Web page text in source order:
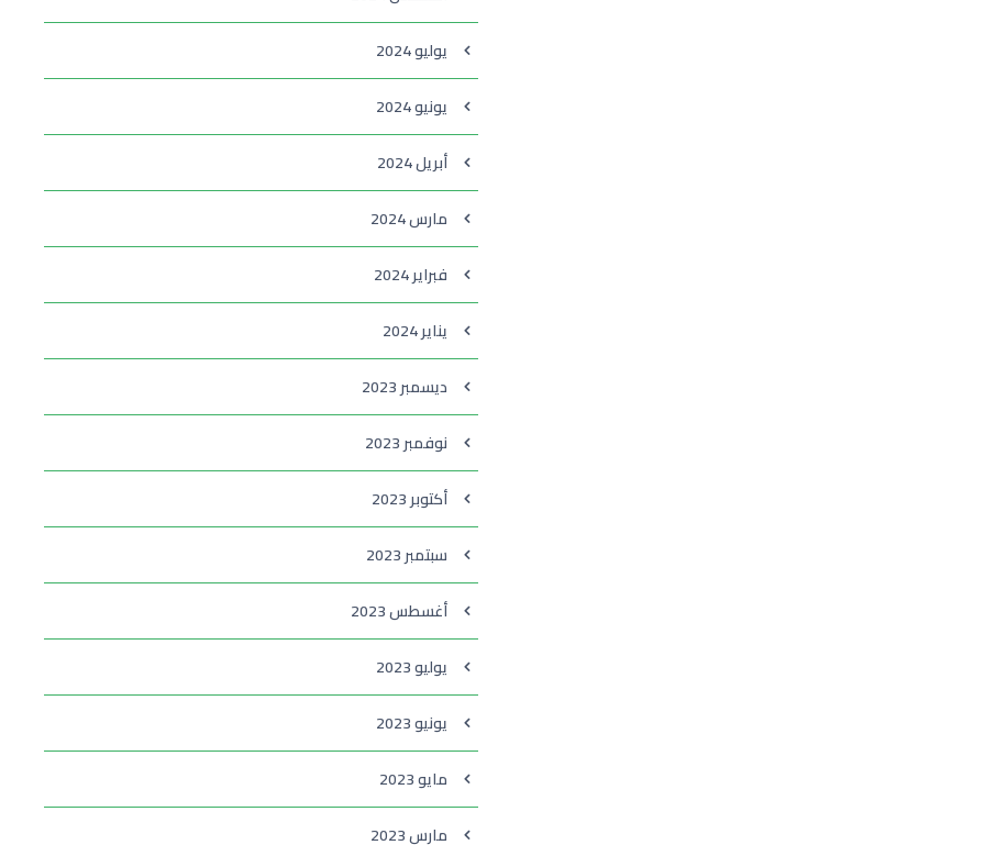
يوليو 2024
يونيو 2024
أبريل 2024
مارس 2024
فبراير 2024
يناير 2024
ديسمبر 2023
نوفمبر 2023
أكتوبر 2023
سبتمبر 2023
أغسطس 2023
يوليو 2023
يونيو 2023
مايو 2023
مارس 2023